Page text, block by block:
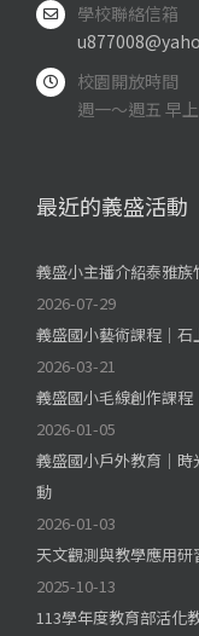
學校聯絡信箱
校園開放時間
週一～週五 早
最近的義盛活動
義盛小主播介紹泰雅
2026-07-29
義盛國小藝術課程｜
2026-03-21
義盛國小毛線創作課
2026-01-05
義盛國小戶外教育｜
動
2026-01-03
天文觀測與教學應用
2025-10-13
113學年度教育部活化